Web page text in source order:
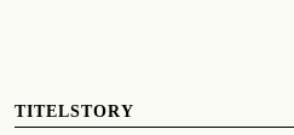
TITELSTORY